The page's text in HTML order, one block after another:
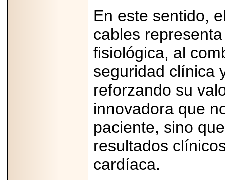
En este sentido,
cables
fisiológica, al
seguridad clínica
reforzando su
innovadora que
paciente, sino
resultados
cardíaca.